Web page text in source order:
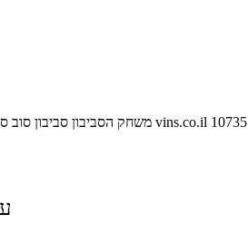
משחק הסביבון סביבון סוב vins.co.il 10735